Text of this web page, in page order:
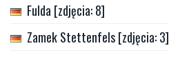
Fulda [zdjęcia: 8]
Zamek Stettenfels [zdjęcia: 3]